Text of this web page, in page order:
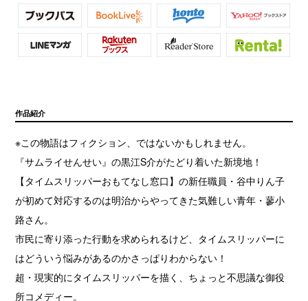
作品紹介
※この物語はフィクション、ではないかもしれません。
『サムライせんせい』の黒江S介がたどり着いた新境地！
【タイムスリッパーおもてなし窓口】の新任職員・谷中りん子
が初めて対応するのは明治からやってきた気難しい青年・蓼小
路さん。
市民に寄り添った行動を求められるけど、タイムスリッパーに
はどういう悩みがあるのかさっぱりわからない！
超・現実的にタイムスリッパーを描く、ちょっと不思議な御役
所コメディー。